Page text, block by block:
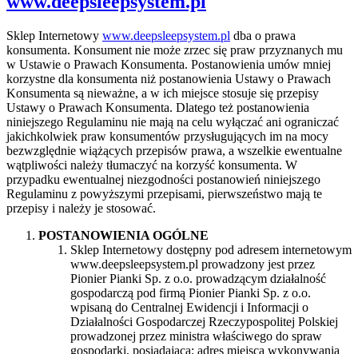
Sklep Internetowy www.deepsleepsystem.pl dba o prawa
konsumenta. Konsument nie może zrzec się praw przyznanych mu
w Ustawie o Prawach Konsumenta. Postanowienia umów mniej
korzystne dla konsumenta niż postanowienia Ustawy o Prawach
Konsumenta są nieważne, a w ich miejsce stosuje się przepisy
Ustawy o Prawach Konsumenta. Dlatego też postanowienia
niniejszego Regulaminu nie mają na celu wyłączać ani ograniczać
jakichkolwiek praw konsumentów przysługujących im na mocy
bezwzględnie wiążących przepisów prawa, a wszelkie ewentualne
wątpliwości należy tłumaczyć na korzyść konsumenta. W
przypadku ewentualnej niezgodności postanowień niniejszego
Regulaminu z powyższymi przepisami, pierwszeństwo mają te
przepisy i należy je stosować.
POSTANOWIENIA OGÓLNE
Sklep Internetowy dostępny pod adresem internetowym
www.deepsleepsystem.pl prowadzony jest przez
Pionier Pianki Sp. z o.o. prowadzącym działalność
gospodarczą pod firmą Pionier Pianki Sp. z o.o.
wpisaną do Centralnej Ewidencji i Informacji o
Działalności Gospodarczej Rzeczypospolitej Polskiej
prowadzonej przez ministra właściwego do spraw
gospodarki, posiadającą: adres miejsca wykonywania